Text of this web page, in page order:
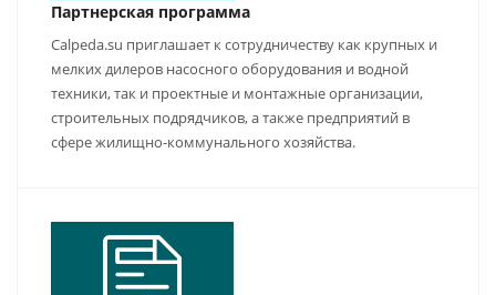
Партнерская программа
Calpeda.su приглашает к сотрудничеству как крупных и
мелких дилеров насосного оборудования и водной
техники, так и проектные и монтажные организации,
строительных подрядчиков, а также предприятий в
сфере жилищно-коммунального хозяйства.